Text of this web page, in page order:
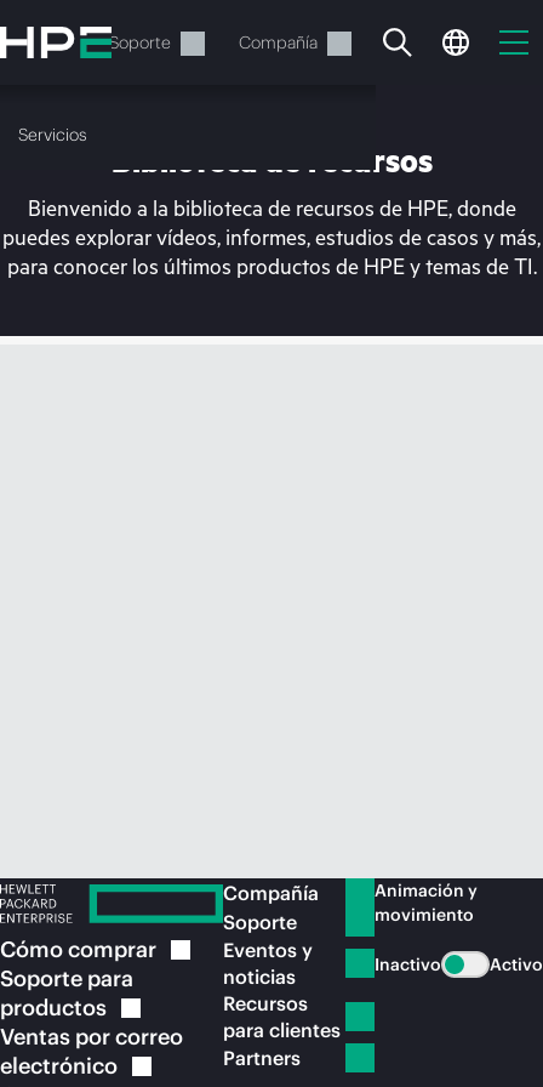
al
contenido
Servicios Soporte Compañía
Servicios
En estos momentos, tu
Biblioteca de recursos
Bienvenido a la biblioteca de recursos de HPE, donde
puedes explorar vídeos, informes, estudios de casos y más,
para conocer los últimos productos de HPE y temas de TI.
Cómocomprar
Soporte para
productos
Ventas por correo
electrónico
Compañía
Soporte
Eventos y
noticias
Recursos
para clientes
Partners
Animación y
movimiento
Inactivo Activo